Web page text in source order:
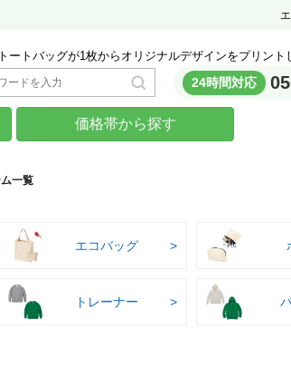
ートバッグが1枚からオリジナルデザインをプリント
24時間対応
価格帯から探す
一覧
エコバッグ
トレーナー